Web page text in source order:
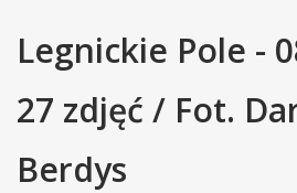
Legnickie Pole -
27 zdjęć / Fot.
Berdys